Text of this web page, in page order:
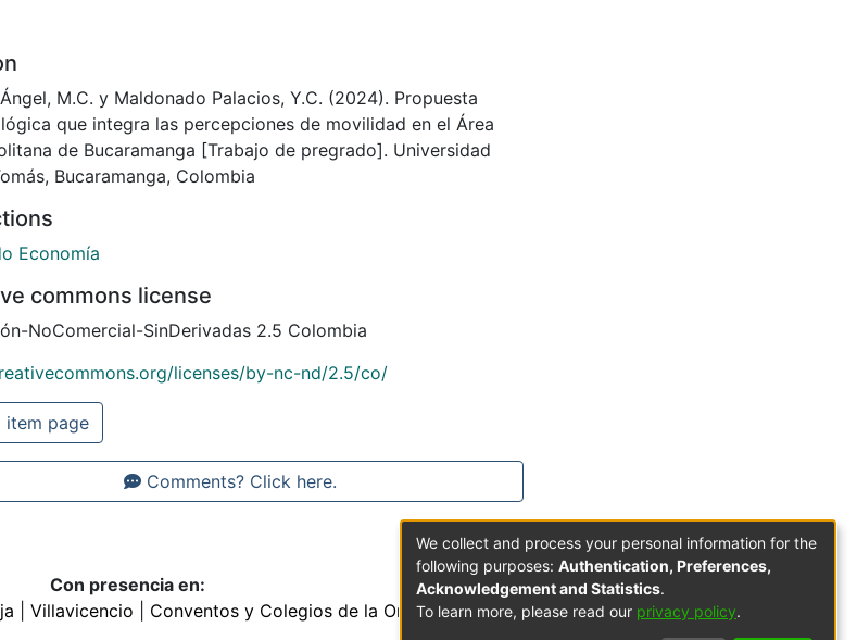
M.C. y Maldonado Palacios, Y.C. (2024). Propuesta
que integra las percepciones de movilidad en el Área
de Bucaramanga [Trabajo de pregrado]. Universidad
Bucaramanga, Colombia
Economía
commons license
NoComercial-SinDerivadas 2.5 Colombia
licenses/by-nc-nd/2.5/co/
item page
Comments? Click here.
Con presencia en:
Villavicencio Conventos y Colegios de la Orden de Predicadores
We collect and process your personal information for the
following purposes: Authentication, Preferences,
Acknowledgement and Statistics.
To learn more, please read our privacy policy.